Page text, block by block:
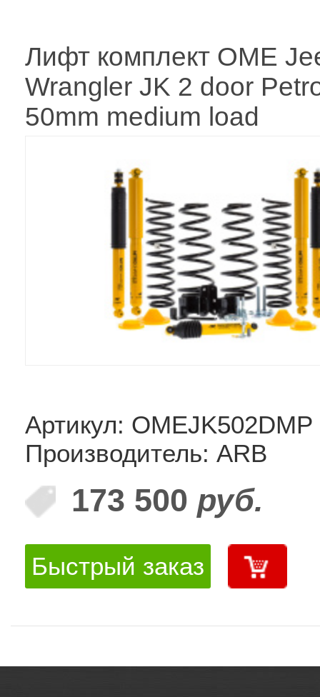
Лифт комплект OME
Wrangler JK 2 door
50mm medium load
Артикул: OMEJK502DMP
Производитель: ARB
173 500 руб.
Быстрый заказ